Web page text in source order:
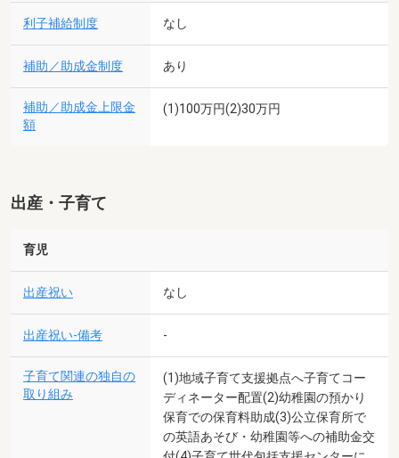
利子補給制度 なし
補助／助成金制度 あり
補助／助成金上限金
額
(1)100万円(2)30万円
出産・子育て
育児
出産祝い なし
出産祝い-備考 -
子育て関連の独自の
取り組み
(1)地域子育て支援拠点へ子育てコー
ディネーター配置(2)幼稚園の預かり
保育での保育料助成(3)公立保育所で
の英語あそび・幼稚園等への補助金交